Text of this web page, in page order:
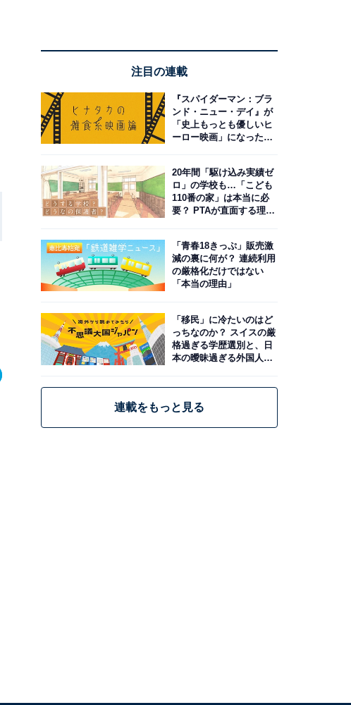
注目の連載
『スパイダーマン：ブラ
ンド・ニュー・デイ』が
「史上もっとも優しいヒ
ーロー映画」になった理
20年間「駆け込み実績ゼ
ロ」の学校も…「こども
110番の家」は本当に必
要？ PTAが直面する理想
「青春18きっぷ」販売激
減の裏に何が？ 連続利用
の厳格化だけではない
「本当の理由」
「移民」に冷たいのはど
っちなのか？ スイスの厳
格過ぎる学歴選別と、日
本の曖昧過ぎる外国人政
連載をもっと見る